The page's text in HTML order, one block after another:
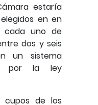
estaría
en en
cada uno de
dos y seis
un sistema
por la ley
cupos de los